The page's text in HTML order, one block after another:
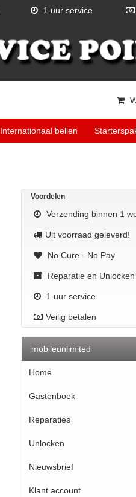
1 uur service
Internationaal bellen
Voordelen
Verzending binnen 1
Uit voorraad geleverd!
No Cure - No Pay
Reparatie en Unlocken
1 uur service
Veilig betalen
mobileunlimited
Home
Gastenboek
Reparaties
Unlocken
Nieuwsbrief
Klant account